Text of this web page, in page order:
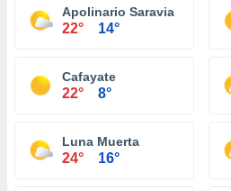
Apolinario Saravia
22° 14°
Cafayate
22° 8°
Luna Muerta
24° 16°